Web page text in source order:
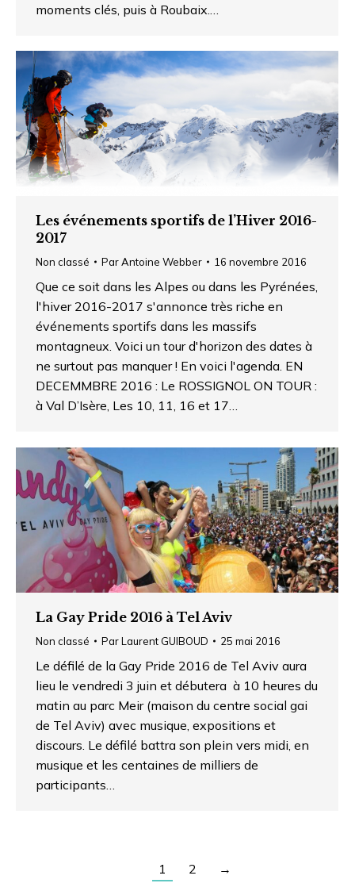
moments clés, puis à Roubaix.…
Les événements sportifs de l’Hiver 2016-
2017
Non classé ParAntoine Webber 16 novembre 2016
Que ce soit dans les Alpes ou dans les Pyrénées,
l'hiver 2016-2017 s'annonce très riche en
événements sportifs dans les massifs
montagneux. Voici un tour d'horizon des dates à
ne surtout pas manquer ! En voici l'agenda. EN
DECEMMBRE 2016 : Le ROSSIGNOL ON TOUR :
à Val D’Isère, Les 10, 11, 16 et 17…
La Gay Pride 2016 à Tel Aviv
Non classé ParLaurent GUIBOUD 25 mai 2016
Le défilé de la Gay Pride 2016 de Tel Aviv aura
lieu le vendredi 3 juin et débutera à 10 heures du
matin au parc Meir (maison du centre social gai
de Tel Aviv) avec musique, expositions et
discours. Le défilé battra son plein vers midi, en
musique et les centaines de milliers de
participants…
1 2 →